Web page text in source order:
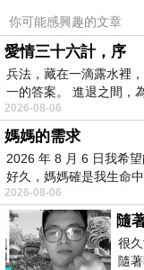
〔句子摘錄〕有
生活在一起的
這世界上有很
正相愛的人。
拋棄過去的一
力和自信嗎？娶
該在年輕時。
你可能感興趣的文章
愛情三十六計，序
兵法，藏在一滴露水裡
一的答案。 進退之間，
2026-08-06
媽媽的需求
2026 年 8 月 6 日我希
好久，媽媽確是我生命
2026-08-06
隨
很
隨